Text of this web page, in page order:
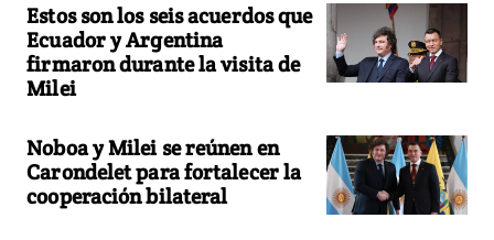
Estos son los seis acuerdos que
Ecuador y Argentina
firmaron durante la visita de
Milei
Noboa y Milei se reúnen en
Carondelet para fortalecer la
cooperación bilateral